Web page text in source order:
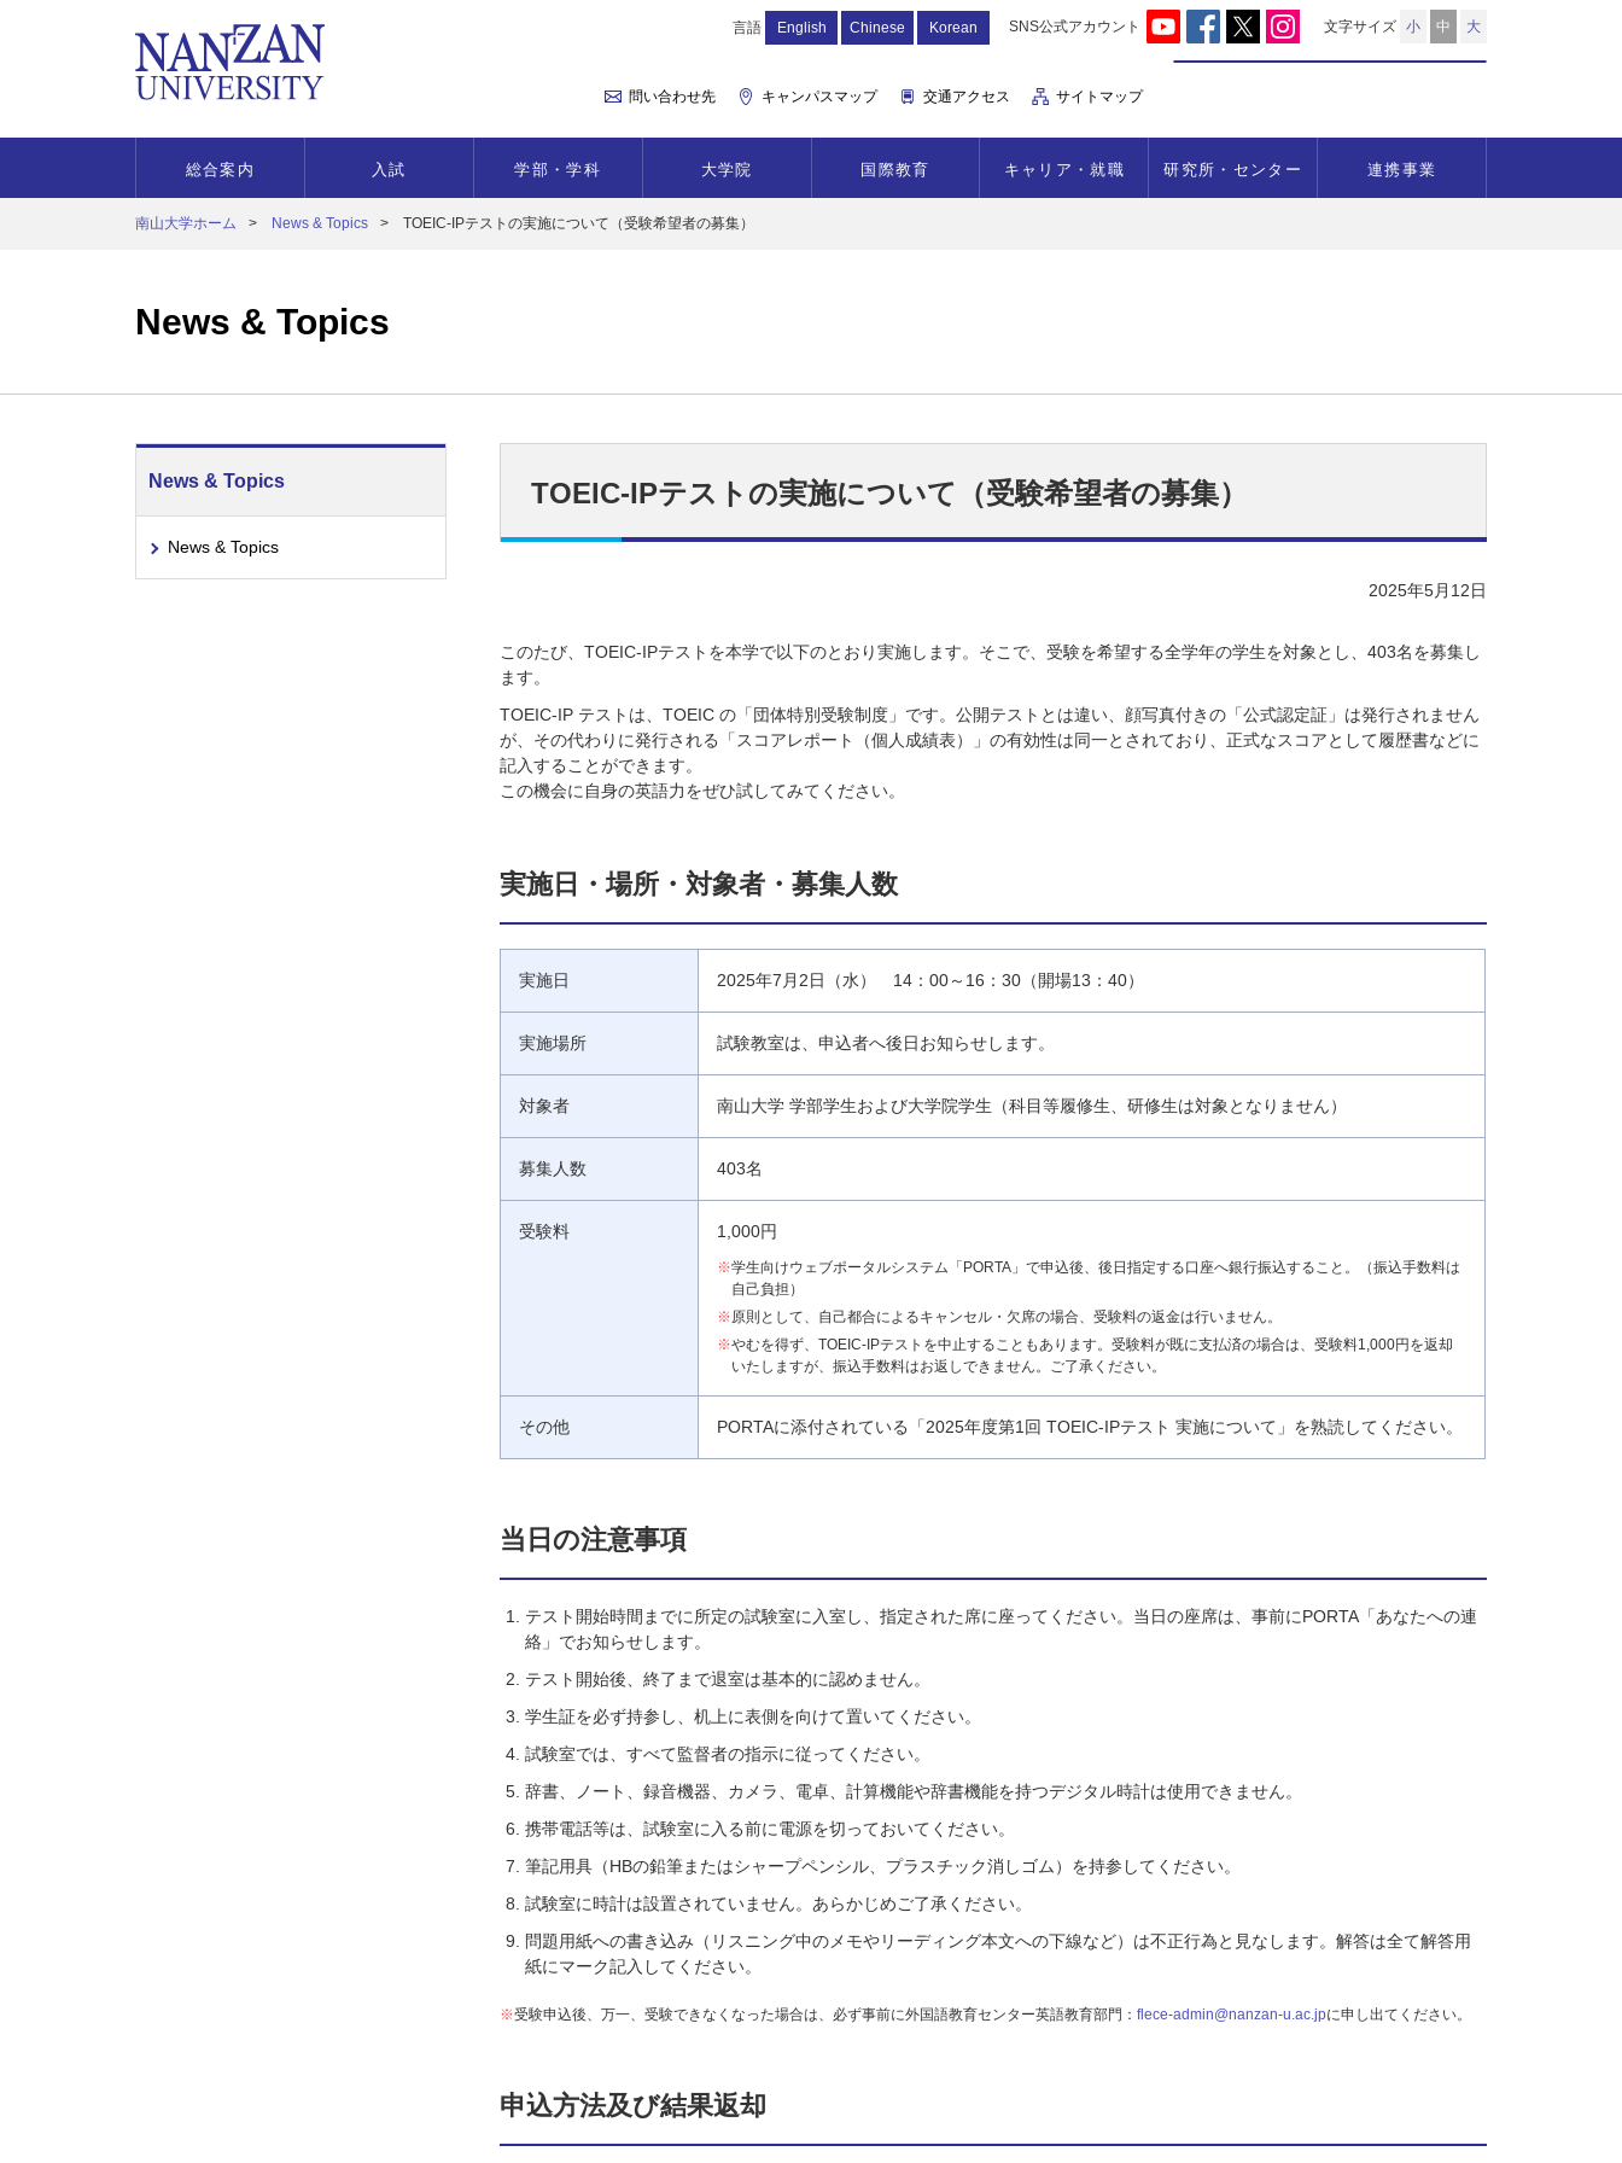
文字サイズ 小 中 大
SNS公式アカウント
問い合わせ先 キャンパスマップ 交通アクセス サイトマップ
総合案内 入試 学部・学科 大学院 国際教育 キャリア・就職 研究所・センター 連携事業
言語 English Chinese Korean
南山大学ホーム News & Topics TOEIC-IPテストの実施について（受験希望者の募集）
News & Topics
TOEIC-IPテストの実施について（受験希望者の募集）
2025年5月12日
このたび、TOEIC-IPテストを本学で以下のとおり実施します。そこで、受験を希望する全学年の学生を対象とし、403名を募集し
ます。
TOEIC-IP テストは、TOEIC の「団体特別受験制度」です。公開テストとは違い、顔写真付きの「公式認定証」は発行されません
が、その代わりに発行される「スコアレポート（個人成績表）」の有効性は同一とされており、正式なスコアとして履歴書などに
記入することができます。
この機会に自身の英語力をぜひ試してみてください。
実施日・場所・対象者・募集人数
実施日 2025年7月2日（水） 14：00～16：30（開場13：40）
実施場所 試験教室は、申込者へ後日お知らせします。
対象者 南山大学 学部学生および大学院学生（科目等履修生、研修生は対象となりません）
募集人数 403名
受験料 1,000円
※学生向けウェブポータルシステム「PORTA」で申込後、後日指定する口座へ銀行振込すること。（振込手数料は
自己負担）
※原則として、自己都合によるキャンセル・欠席の場合、受験料の返金は行いません。
※やむを得ず、TOEIC-IPテストを中止することもあります。受験料が既に支払済の場合は、受験料1,000円を返却
いたしますが、振込手数料はお返しできません。ご了承ください。
その他 PORTAに添付されている「2025年度第1回 TOEIC-IPテスト 実施について」を熟読してください。
当日の注意事項
テスト開始時間までに所定の試験室に入室し、指定された席に座ってください。当日の座席は、事前にPORTA「あなたへの連
絡」でお知らせします。
テスト開始後、終了まで退室は基本的に認めません。
学生証を必ず持参し、机上に表側を向けて置いてください。
試験室では、すべて監督者の指示に従ってください。
辞書、ノート、録音機器、カメラ、電卓、計算機能や辞書機能を持つデジタル時計は使用できません。
携帯電話等は、試験室に入る前に電源を切っておいてください。
筆記用具（HBの鉛筆またはシャープペンシル、プラスチック消しゴム）を持参してください。
試験室に時計は設置されていません。あらかじめご了承ください。
問題用紙への書き込み（リスニング中のメモやリーディング本文への下線など）は不正行為と見なします。解答は全て解答用
紙にマーク記入してください。
※受験申込後、万一、受験できなくなった場合は、必ず事前に外国語教育センター英語教育部門：flece-admin@nanzan-u.ac.jpに申し出てください。
申込方法及び結果返却
News & Topics
News & Topics